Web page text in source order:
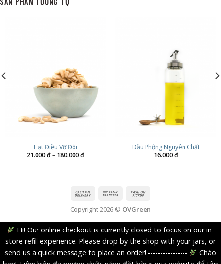
Hạt Điều Vỡ Đôi
21.000₫ – 180.000₫Khoảng
giá:
Dầu Phộng Nguyên Chất
16.000₫
Copyright 2026 © OVGreen
Hi! Our online checkout is currently closed to focus on our in-
store refill experience. Please drop by the shop with your jars, or
send us a quick message to place an order! ----------------
Chào